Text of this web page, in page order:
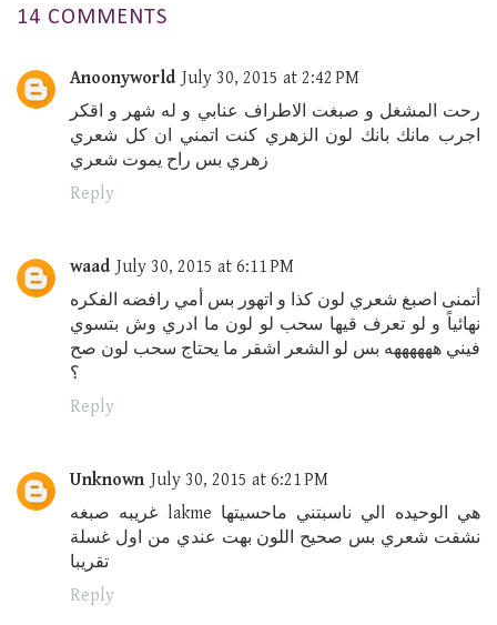
14 COMMENTS
Anoonyworld July 30, 2015 at 2:42 PM
رحت المشغل و صبغت الاطراف عنابي و له شهر و اقكر
اجرب مانك بانك لون الزهري كنت اتمني ان كل شعري
زهري بس راح يموت شعري
Reply
waad July 30, 2015 at 6:11 PM
أتمنى اصبغ شعري لون كذا و اتهور بس أمي رافضه الفكره
نهائياً و لو تعرف قيها سحب لو لون ما ادري وش بتسوي
فيني ههههههه بس لو الشعر اشقر ما يحتاج سحب لون صح
؟
Reply
Unknown July 30, 2015 at 6:21 PM
غريبه صبغه lakme هي الوحيده الي ناسبتني ماحسيتها
نشفت شعري بس صحيح اللون بهت عندي من اول غسلة
تقريبا
Reply